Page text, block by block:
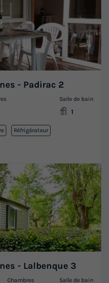
- Padirac 2
Salle de bain
1
Réfrigérateur
- Lalbenque 3
Chambres Salle de bain